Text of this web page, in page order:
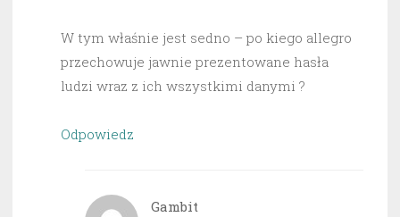
W tym właśnie jest sedno – po kiego allegro
przechowuje jawnie prezentowane hasła
ludzi wraz z ich wszystkimi danymi ?
Odpowiedz
Gambit